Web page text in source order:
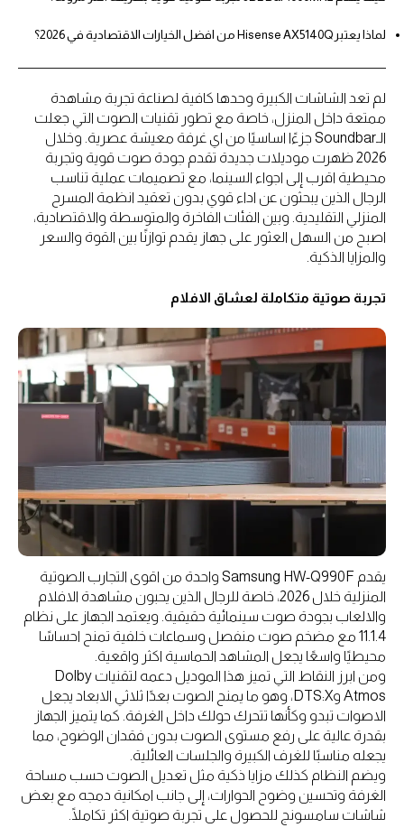
لماذا يعتبر Hisense AX5140Q من افضل الخيارات الاقتصادية في 2026؟
لم تعد الشاشات الكبيرة وحدها كافية لصناعة تجربة مشاهدة
ممتعة داخل المنزل، خاصة مع تطور تقنيات الصوت التي جعلت
الـSoundbar جزءًا اساسيًا من اي غرفة معيشة عصرية. وخلال
2026 ظهرت موديلات جديدة تقدم جودة صوت قوية وتجربة
محيطية اقرب إلى اجواء السينما، مع تصميمات عملية تناسب
الرجال الذين يبحثون عن اداء قوي بدون تعقيد انظمة المسرح
المنزلي التقليدية. وبين الفئات الفاخرة والمتوسطة والاقتصادية،
اصبح من السهل العثور على جهاز يقدم توازنًا بين القوة والسعر
والمزايا الذكية.
تجربة صوتية متكاملة لعشاق الافلام
يقدم Samsung HW-Q990F واحدة من اقوى التجارب الصوتية
المنزلية خلال 2026، خاصة للرجال الذين يحبون مشاهدة الافلام
والالعاب بجودة صوت سينمائية حقيقية. ويعتمد الجهاز على نظام
11.1.4 مع مضخم صوت منفصل وسماعات خلفية تمنح احساسًا
محيطيًا واسعًا يجعل المشاهد الحماسية اكثر واقعية.
ومن ابرز النقاط التي تميز هذا الموديل دعمه لتقنيات Dolby
Atmos وDTS:X، وهو ما يمنح الصوت بعدًا ثلاثي الابعاد يجعل
الاصوات تبدو وكأنها تتحرك حولك داخل الغرفة. كما يتميز الجهاز
بقدرة عالية على رفع مستوى الصوت بدون فقدان الوضوح، مما
يجعله مناسبًا للغرف الكبيرة والجلسات العائلية.
ويضم النظام كذلك مزايا ذكية مثل تعديل الصوت حسب مساحة
الغرفة وتحسين وضوح الحوارات، إلى جانب امكانية دمجه مع بعض
شاشات سامسونج للحصول على تجربة صوتية اكثر تكاملًا.